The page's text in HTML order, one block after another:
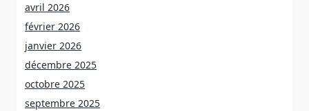
avril 2026
février 2026
janvier 2026
décembre 2025
octobre 2025
septembre 2025